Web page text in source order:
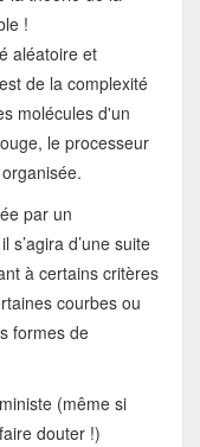
!
aléatoire et
de la complexité
molécules d'un
le processeur
par un
d’une suite
à certains critères
courbes ou
formes de
(même si
douter !)